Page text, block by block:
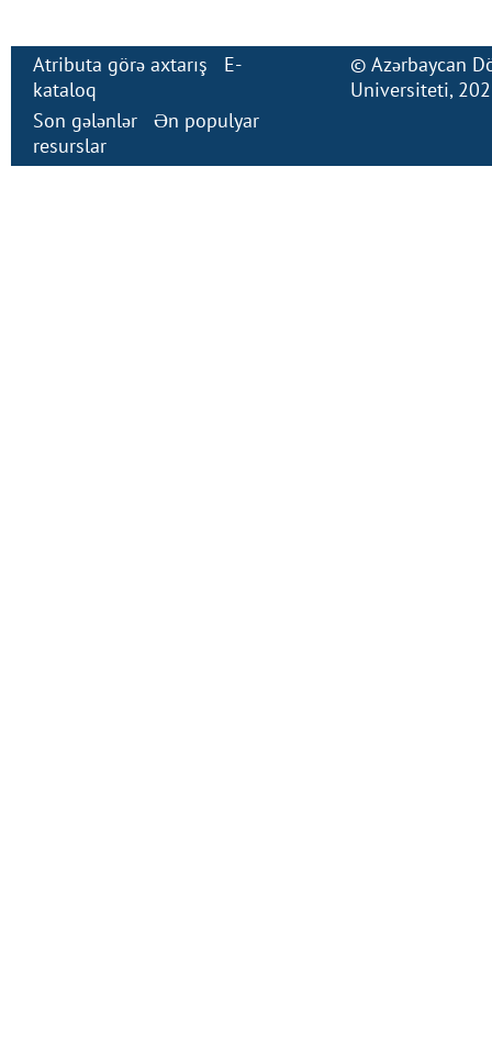
Atributa görə axtarış
E-
kataloq
Son gələnlər
Ən populyar
resurslar
© Azərbaycan
Universiteti,